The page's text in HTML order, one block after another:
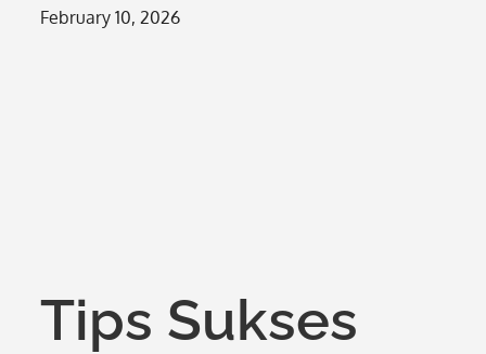
Posted
February 10, 2026
Tips Sukses